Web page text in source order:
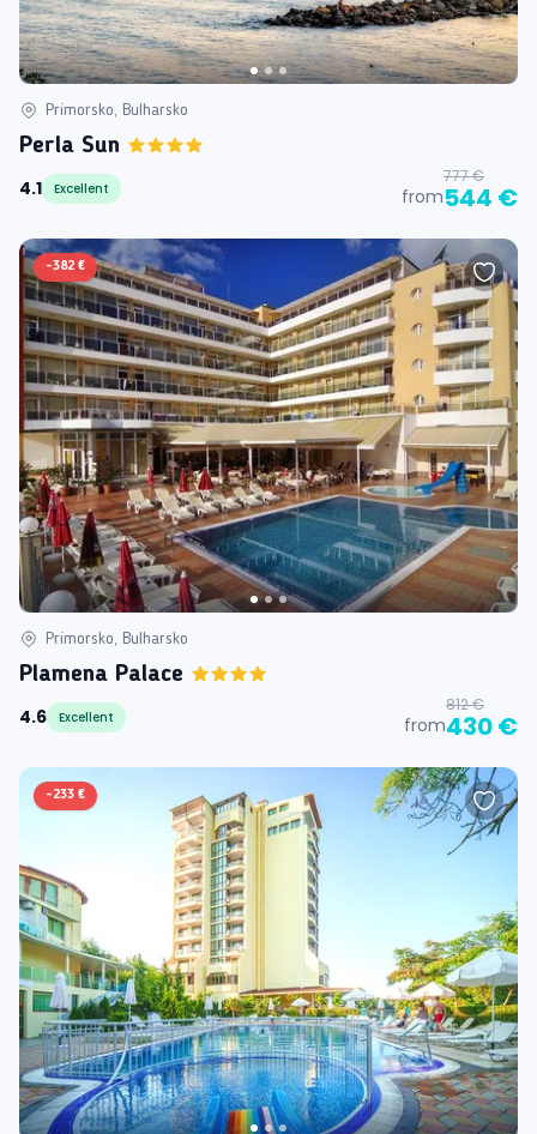
Primorsko, Bulharsko
Perla Sun
4.1
Excellent from
777 €
544 €
-382 €
Primorsko, Bulharsko
Plamena Palace
4.6
Excellent from
812 €
430 €
-233 €